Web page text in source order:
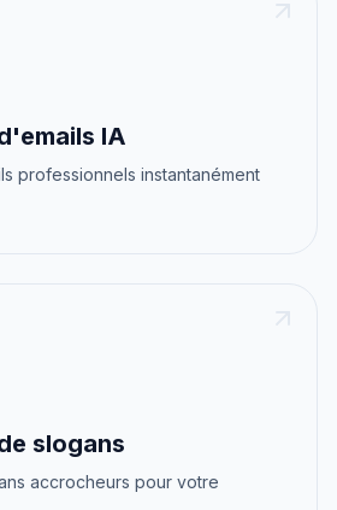
IA
professionnels instantanément
slogans
accrocheurs pour votre